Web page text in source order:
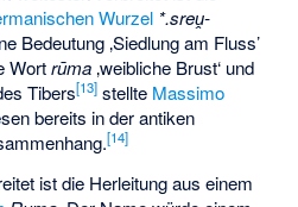
Wurzel *.sreṷ-
Bedeutung ‚Siedlung am Fluss’
Wortrūma ‚weibliche Brust‘ und
Tibers[13] stellte Massimo
bereits in der antiken
[14]
ist die Herleitung aus einem